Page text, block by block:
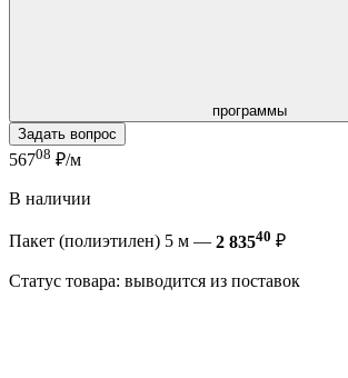
программы
Задать вопрос
56708 ₽/м
В наличии
Пакет (полиэтилен) 5 м — 2 83540 ₽
Статус товара: выводится из поставок